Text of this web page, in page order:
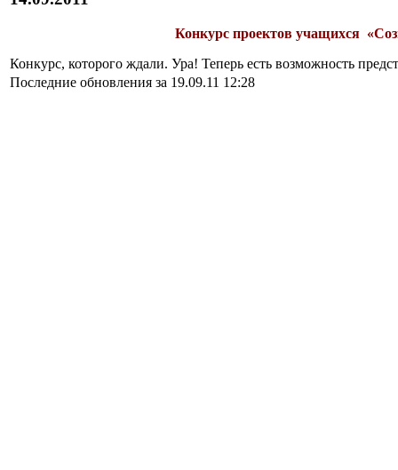
Конкурс проектов учащихся
Конкурс, которого ждали. Ура! Теперь есть возможность
Последние обновления за 19.09.11 12:28